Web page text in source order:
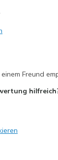
Freund